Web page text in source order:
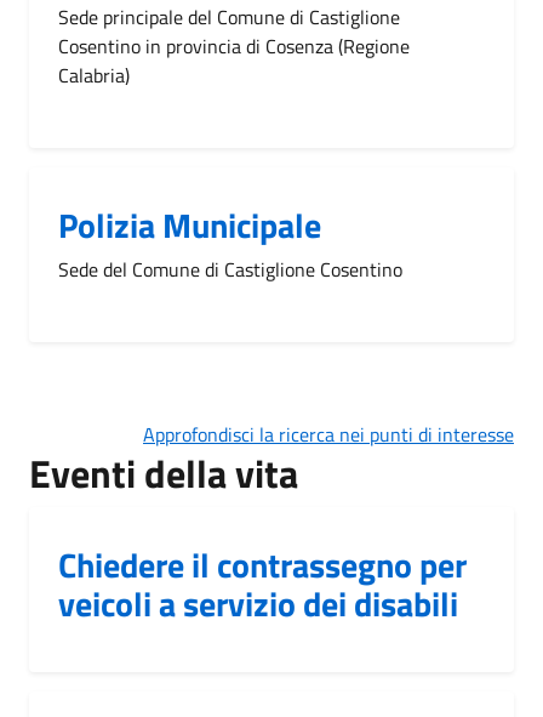
Sede principale del Comune di Castiglione
Cosentino in provincia di Cosenza (Regione
Calabria)
Polizia Municipale
Sede del Comune di Castiglione Cosentino
Approfondisci la ricerca nei punti di interesse
Eventi della vita
Chiedere il contrassegno per
veicoli a servizio dei disabili